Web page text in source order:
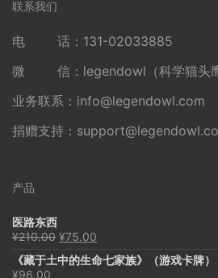
联系我们
电 话：131-02033885
微 信：legendowl（科学猫头鹰
业务联系： info@legendowl.com
捐赠支持：
产品
医路东西
¥210.00 原
为：
¥75.00
价
《藏于土中的生命七家族》（游戏卡牌）
¥96.00